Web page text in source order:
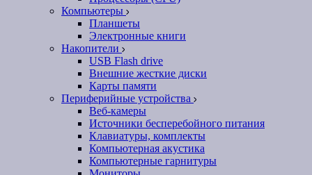
Компьютеры
Планшеты
Электронные книги
Накопители
USB Flash drive
Внешние жесткие диски
Карты памяти
Периферийные устройства
Веб-камеры
Источники бесперебойного питания
Клавиатуры, комплекты
Компьютерная акустика
Компьютерные гарнитуры